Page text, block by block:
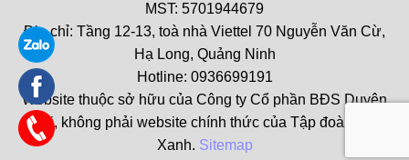
MST: 5701944679
Địa chỉ: Tầng 12-13, toà nhà Viettel 70 Nguyễn Văn Cừ,
Hạ Long, Quảng Ninh
Hotline: 0936699191
Website thuộc sở hữu của Công ty Cổ phần BĐS Duyên
Hải, không phải website chính thức của Tập đoàn Đất
Xanh. Sitemap